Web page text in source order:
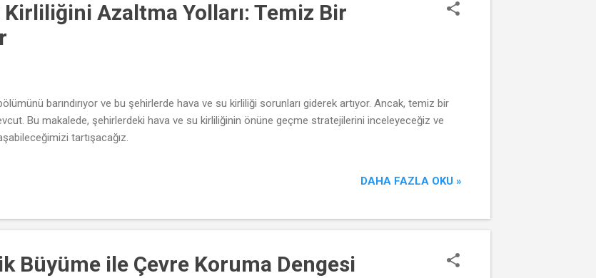
Azaltma Yolları: Temiz Bir
barındırıyor ve bu şehirlerde hava ve su kirliliği sorunları giderek artıyor. Ancak, temiz bir
Bu makalede, şehirlerdeki hava ve su kirliliğinin önüne geçme stratejilerini inceleyeceğiz ve
tartışacağız.
DAHA FAZLA OKU »
Büyüme ile Çevre Koruma Dengesi